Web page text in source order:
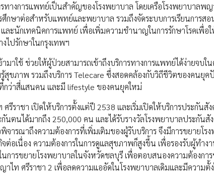
างการแพทย์เป็นสำคัญของโรงพยาบาล โดยเครือโรงพยาบาลพญ
ษาต่อสำหรับแพทย์และพยาบาล รวมถึงจัดระบบการเรียนการ
ละนักเทคนิคการแพทย์ เพื่อเพิ่มความชำนาญในการรักษาโรคเพื่อ
ไปรักษาในกรุงเทพฯ
มาใช้ ช่วยให้ผู้ป่วยสามารถเข้าถึงบริการทางการแพทย์ได้ง่ายจบใ
ภาพ รวมถึงบริการ Telecare ซึ่งสอดคล้องกับวิถีชีวิตของคนยุคปั
กว่าสี่แสนคน และมี lifestyle ของคนยุคใหม่
รีราชา เปิดให้บริการตั้งแต่ปี 2538 และเริ่มเปิดให้บริการประกัน
นตนได้มากถึง 250,000 คน และได้รับรางวัลโรงพยาบาลประกัน
ารณาถึงความต้องการที่เพิ่มเติมของผู้รับบริการ จึงมีการขยายโร
อเนื่อง ความต้องการในการดูแลสุขภาพก็สูงขึ้น เพื่อรองรับผู้ทำงา
ารขยายโรงพยาบาลในจังหวัดชลบุรี เพื่อตอบสนองความต้องการ
าไท ศรีราชา 2 เพื่อลดความแออัดในโรงพยาบาลเดิมและมีควา